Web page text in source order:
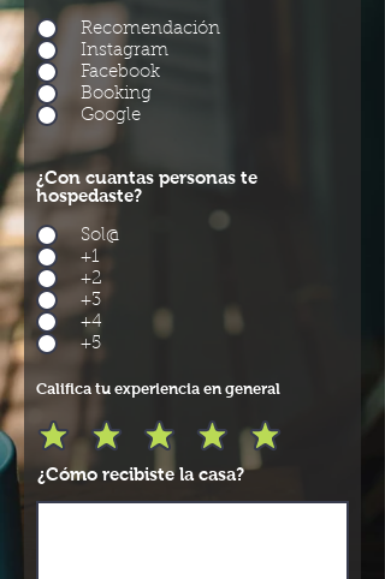
Recomendación
Instagram
Facebook
Booking
Google
¿Con cuantas personas te
hospedaste?
Sol@
+1
+2
+3
+4
+5
Califica tu experiencia en general
¿Cómo recibiste la casa?